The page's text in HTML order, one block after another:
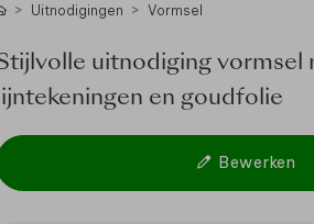
Uitnodigingen Vormsel
uitnodiging vormsel
en goudfolie
Bewerken